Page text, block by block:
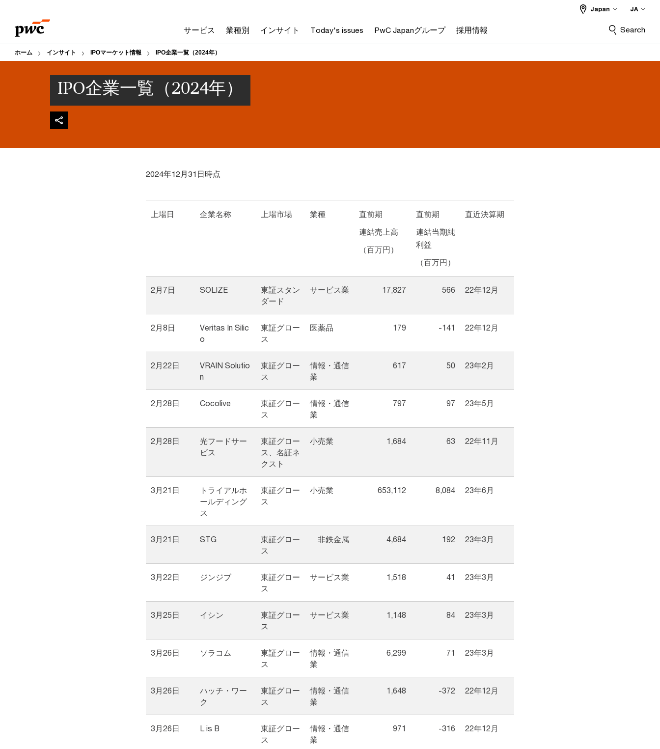
content
footer
サービス 業種別 インサイト Today's issues PwC Japanグループ 採用情報
Japan JA
Search
ホーム インサイト IPOマーケット情報 IPO企業一覧（2024年）
IPO企業一覧（2024年）
2024年12月31日時点
上場日 企業名称 上場市場 業種
直前期
連結売上高
（百万円）
直前期
連結当期純
利益
（百万円）
直近決算期
2月7日 SOLIZE
東証スタン
ダード
サービス業 17,827 566 22年12月
2月8日
Veritas In Silic
o
東証グロー
ス
医薬品 179 -141 22年12月
2月22日
VRAIN Solutio
n
東証グロー
ス
情報・通信
業
617 50 23年2月
2月28日 Cocolive
東証グロー
ス
情報・通信
業
797 97 23年5月
2月28日
光フードサー
ビス
東証グロー
ス、名証ネ
クスト
小売業 1,684 63 22年11月
3月21日
トライアルホ
ールディング
ス
東証グロー
ス
小売業 653,112 8,084 23年6月
3月21日 STG
東証グロー
ス
非鉄金属 4,684 192 23年3月
3月22日 ジンジブ
東証グロー
ス
サービス業 1,518 41 23年3月
3月25日 イシン
東証グロー
ス
サービス業 1,148 84 23年3月
3月26日 ソラコム
東証グロー
ス
情報・通信
業
6,299 71 23年3月
3月26日
ハッチ・ワー
ク
東証グロー
ス
情報・通信
業
1,648 -372 22年12月
3月26日 L is B
東証グロー
ス
情報・通信
業
971 -316 22年12月